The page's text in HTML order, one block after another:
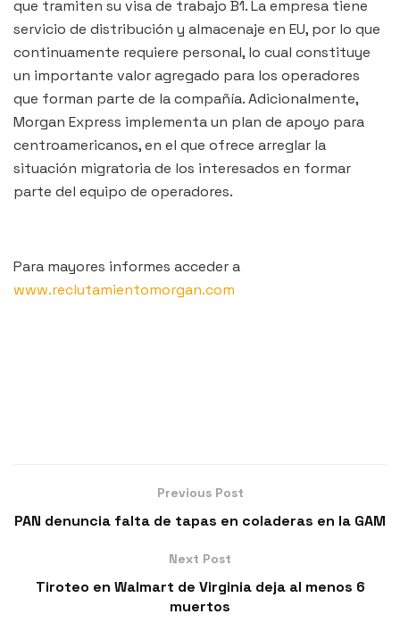
que tramiten su visa de trabajo B1. La empresa tiene
servicio de distribución y almacenaje en EU, por lo que
continuamente requiere personal, lo cual constituye
un importante valor agregado para los operadores
que forman parte de la compañía. Adicionalmente,
Morgan Express implementa un plan de apoyo para
centroamericanos, en el que ofrece arreglar la
situación migratoria de los interesados en formar
parte del equipo de operadores.
Para mayores informes acceder a
www.reclutamientomorgan.com
Previous Post
PAN denuncia falta de tapas en coladeras en la GAM
Next Post
Tiroteo en Walmart de Virginia deja al menos 6
muertos